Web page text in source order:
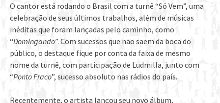
O cantor está rodando o Brasil com a turnê “Só Vem”, uma
celebração de seus últimos trabalhos, além de músicas
inéditas que foram lançadas pelo caminho, como
“Domingando”. Com sucessos que não saem da boca do
público, o destaque fique por conta da faixa de mesmo
nome da turnê, com participação de Ludmilla, junto com
“Ponto Fraco”, sucesso absoluto nas rádios do país.
Recentemente, o artista lançou seu novo álbum,